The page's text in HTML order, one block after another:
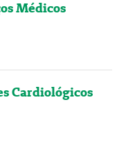
Médicos
Cardiológicos